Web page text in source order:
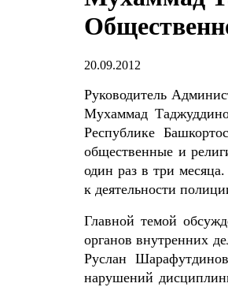
20.09.2012
Руководитель
Мухаммад
Республике
общественные и
один раз в три
к деятельности
Главной темой
органов внутренних
Руслан
нарушений